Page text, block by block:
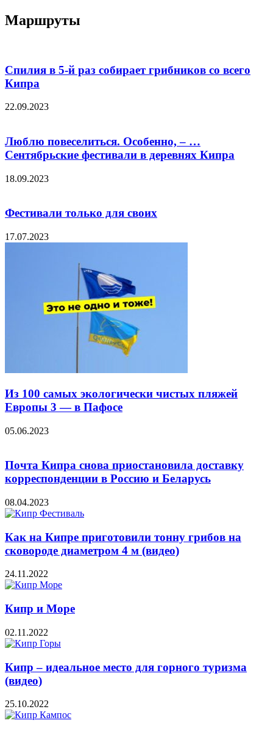
Маршруты
Спилия в 5-й раз собирает грибников со всего
Кипра
22.09.2023
Люблю повеселиться. Особенно, – …
Сентябрьские фестивали в деревнях Кипра
18.09.2023
Фестивали только для своих
17.07.2023
Из 100 самых экологически чистых пляжей
Европы 3 — в Пафосе
05.06.2023
Почта Кипра снова приостановила доставку
корреспонденции в Россию и Беларусь
08.04.2023
Как на Кипре приготовили тонну грибов на
сковороде диаметром 4 м (видео)
24.11.2022
Кипр и Море
02.11.2022
Кипр – идеальное место для горного туризма
(видео)
25.10.2022